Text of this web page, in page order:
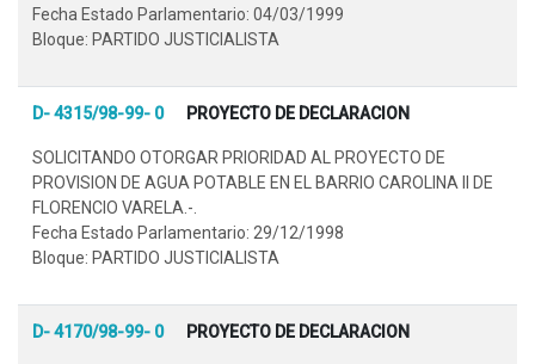
Fecha Estado Parlamentario: 04/03/1999
Bloque: PARTIDO JUSTICIALISTA
D- 4315/98-99- 0 PROYECTO DE DECLARACION
SOLICITANDO OTORGAR PRIORIDAD AL PROYECTO DE
PROVISION DE AGUA POTABLE EN EL BARRIO CAROLINA II DE
FLORENCIO VARELA.-.
Fecha Estado Parlamentario: 29/12/1998
Bloque: PARTIDO JUSTICIALISTA
D- 4170/98-99- 0 PROYECTO DE DECLARACION